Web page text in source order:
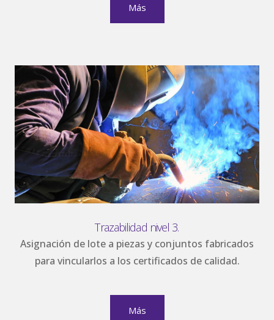
Más
Trazabilidad nivel 3.
Asignación de lote a piezas y conjuntos fabricados
para vincularlos a los certificados de calidad.
Más